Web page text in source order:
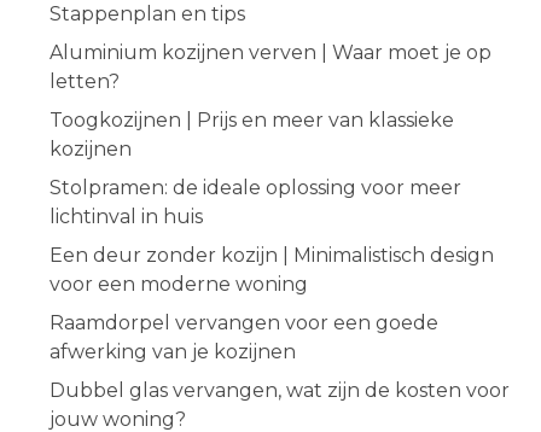
Stappenplan en tips
Aluminium kozijnen verven | Waar moet je op
letten?
Toogkozijnen | Prijs en meer van klassieke
kozijnen
Stolpramen: de ideale oplossing voor meer
lichtinval in huis
Een deur zonder kozijn | Minimalistisch design
voor een moderne woning
Raamdorpel vervangen voor een goede
afwerking van je kozijnen
Dubbel glas vervangen, wat zijn de kosten voor
jouw woning?